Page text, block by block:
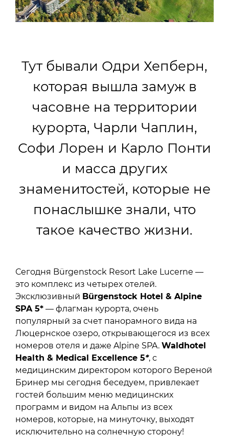
Тут бывали Одри Хепберн,
которая вышла замуж в
часовне на территории
курорта, Чарли Чаплин,
Софи Лорен и Карло Понти
и масса других
знаменитостей, которые не
понаслышке знали, что
такое качество жизни.
Сегодня Bürgenstock Resort Lake Lucerne —
это комплекс из четырех отелей.
Эксклюзивный Bürgenstock Hotel & Alpine
SPA 5* — флагман курорта, очень
популярный за счет панорамного вида на
Люцернское озеро, открывающегося из всех
номеров отеля и даже Alpine SPA. Waldhotel
Health & Medical Excellence 5*, с
медицинским директором которого Вереной
Бринер мы сегодня беседуем, привлекает
гостей большим меню медицинских
программ и видом на Альпы из всех
номеров, которые, на минуточку, выходят
исключительно на солнечную сторону!